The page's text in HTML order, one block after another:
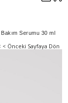
Serumu 30 ml
< Önceki Sayfaya Dön